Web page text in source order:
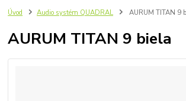
Úvod Audio systém QUADRAL AURUM TITAN 9
AURUM TITAN 9 biela